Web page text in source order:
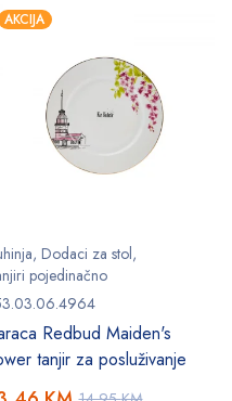
AKCIJA
, Dodaci za stol,
pojedinačno
Redbud Maiden's
tanjir za posluživanje